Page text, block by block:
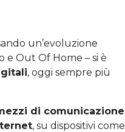
un’evoluzione
e Out Of Home – si è
, oggi sempre più
di comunicazione
, su dispositivi come